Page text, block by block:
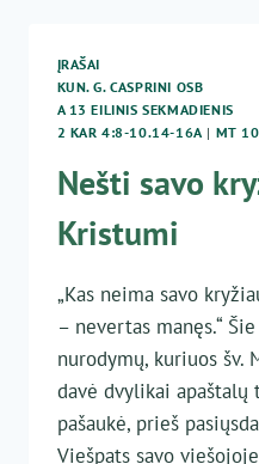
ĮRAŠAI
KUN. G. CASPRINI OSB
A 13 EILINIS SEKMADIENIS
2 KAR 4:8-10.14-16A | MT
Nešti savo
Kristumi
„Kas neima savo
– nevertas manęs.“
nurodymų, kuriuos šv.
davė dvylikai
pašaukė, prieš
Viešpats savo